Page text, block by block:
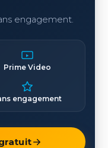
engagement.
Prime Video
engagement